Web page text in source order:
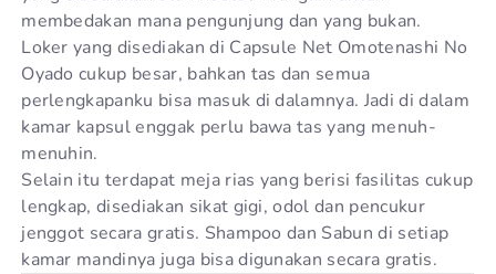
membedakan mana pengunjung dan yang bukan.
Loker yang disediakan di Capsule Net Omotenashi No
Oyado cukup besar, bahkan tas dan semua
perlengkapanku bisa masuk di dalamnya. Jadi di dalam
kamar kapsul enggak perlu bawa tas yang menuh-
menuhin.
Selain itu terdapat meja rias yang berisi fasilitas cukup
lengkap, disediakan sikat gigi, odol dan pencukur
jenggot secara gratis. Shampoo dan Sabun di setiap
kamar mandinya juga bisa digunakan secara gratis.